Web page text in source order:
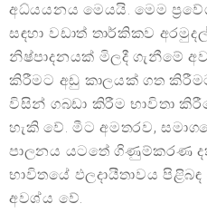
අධ්යයනය මෙයයි. මෙම
සඳහා වඩාත් තාර්කිකව
නිෂ්පාදනයක් මිලදී ගැනීමේ
කිරීමට අඩු කාලයක් ගත
විසින් ගබඩා කිරීම භාවිතා
හැකි වේ. මීට අමතරව,
පාලනය යටතේ ගිණුම්කරණ
භාවිතයේ ඵලදායීතාවය
අවශ්ය වේ.